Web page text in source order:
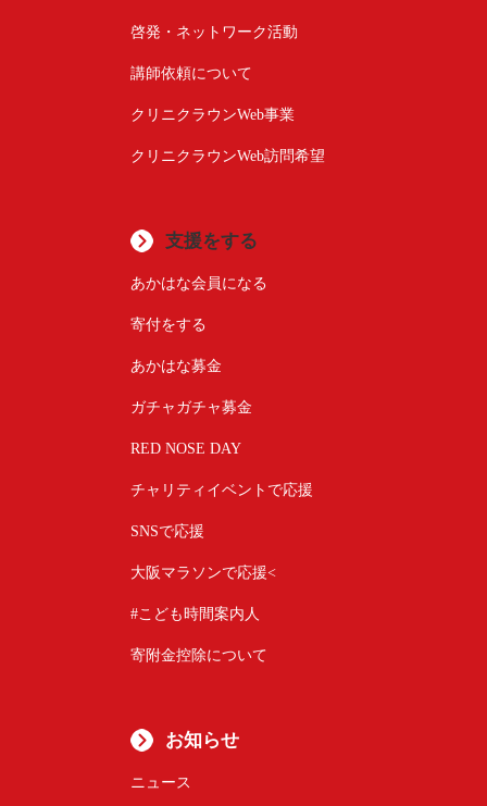
啓発・ネットワーク活動
講師依頼について
クリニクラウンWeb事業
クリニクラウンWeb訪問希望
支援をする
あかはな会員になる
寄付をする
あかはな募金
ガチャガチャ募金
RED NOSE DAY
チャリティイベントで応援
SNSで応援
大阪マラソンで応援<
#こども時間案内人
寄附金控除について
お知らせ
ニュース